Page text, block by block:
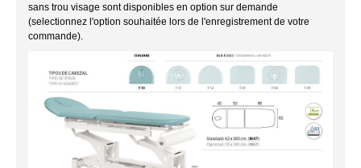
sans trou visage sont disponibles en option sur demande
(selectionnez l'option souhaitée lors de l'enregistrement de votre
commande).